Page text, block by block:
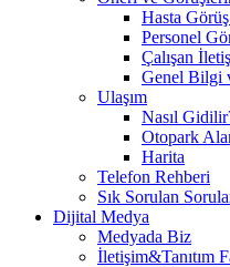
Hasta
Personel
Çalışan
Genel Bilgi
Ulaşım
Nasıl
Otopark
Harita
Telefon Rehberi
Sık Sorulan
Dijital Medya
Medyada Biz
İletişim&Tanıtım